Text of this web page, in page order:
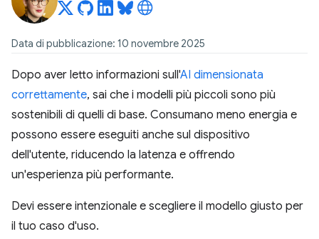
Data di pubblicazione: 10 novembre 2025
Dopo aver letto informazioni sull'AI dimensionata
correttamente, sai che i modelli più piccoli sono più
sostenibili di quelli di base. Consumano meno energia e
possono essere eseguiti anche sul dispositivo
dell'utente, riducendo la latenza e offrendo
un'esperienza più performante.
Devi essere intenzionale e scegliere il modello giusto per
il tuo caso d'uso.